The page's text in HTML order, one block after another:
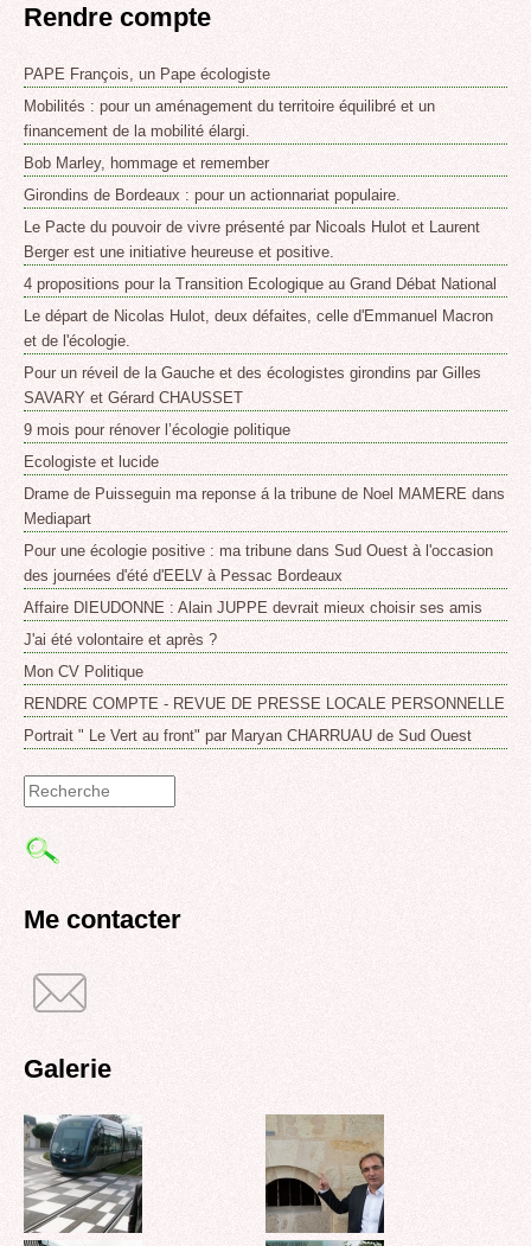
Rendre compte
PAPE François, un Pape écologiste
Mobilités : pour un aménagement du territoire équilibré et un
financement de la mobilité élargi.
Bob Marley, hommage et remember
Girondins de Bordeaux : pour un actionnariat populaire.
Le Pacte du pouvoir de vivre présenté par Nicoals Hulot et Laurent
Berger est une initiative heureuse et positive.
4 propositions pour la Transition Ecologique au Grand Débat National
Le départ de Nicolas Hulot, deux défaites, celle d'Emmanuel Macron
et de l'écologie.
Pour un réveil de la Gauche et des écologistes girondins par Gilles
SAVARY et Gérard CHAUSSET
9 mois pour rénover l’écologie politique
Ecologiste et lucide
Drame de Puisseguin ma reponse á la tribune de Noel MAMERE dans
Mediapart
Pour une écologie positive : ma tribune dans Sud Ouest à l'occasion
des journées d'été d'EELV à Pessac Bordeaux
Affaire DIEUDONNE : Alain JUPPE devrait mieux choisir ses amis
J'ai été volontaire et après ?
Mon CV Politique
RENDRE COMPTE - REVUE DE PRESSE LOCALE PERSONNELLE
Portrait " Le Vert au front" par Maryan CHARRUAU de Sud Ouest
de
Me contacter
Galerie